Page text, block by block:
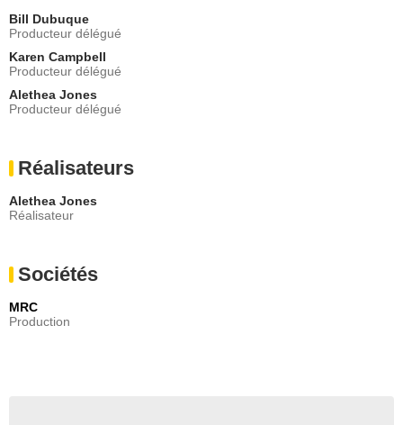
Bill Dubuque
Producteur délégué
Karen Campbell
Producteur délégué
Alethea Jones
Producteur délégué
Réalisateurs
Alethea Jones
Réalisateur
Sociétés
MRC
Production